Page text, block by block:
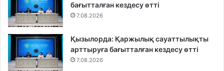
бағытталған кездесу өтті
7.08.2026
Қызылорда: Қаржылық сауаттылықты
арттыруға бағытталған кездесу өтті
7.08.2026